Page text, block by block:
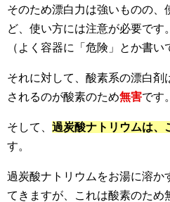
そのため漂白力は強いものの、
ど、使い方には注意が必要です。
（よく容器に「危険」とか書い
それに対して、酸素系の漂白剤
されるのが酸素のため無害です。
そして、 過炭酸ナトリウムは、
す。
過炭酸ナトリウムをお湯に溶か
てきますが、これは酸素のため